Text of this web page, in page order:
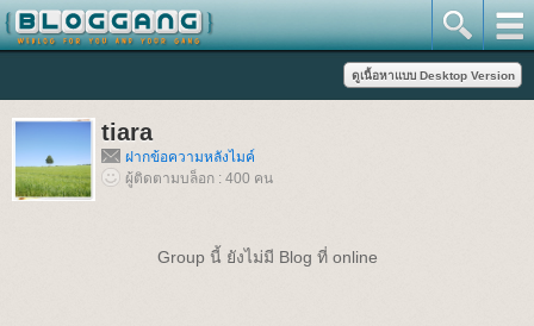
tiara
ฝากข้อความหลังไมค์
ผู้ติดตามบล็อก : 400 คน
Group นี้ ยังไม่มี Blog ที่ online